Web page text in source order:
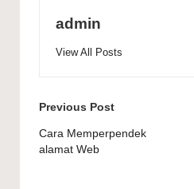
admin
View All Posts
Post
navigation
Previous Post
Cara Memperpendek
alamat Web